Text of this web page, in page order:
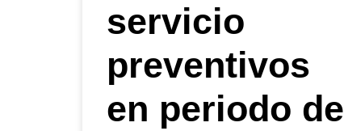
servicio
preventivos
en periodo de